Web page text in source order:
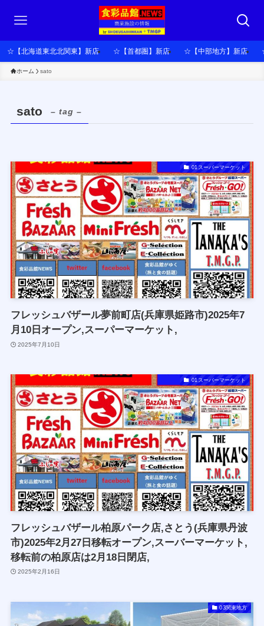
☆【北海道東北北関東】新店 ☆【首都圏】新店 ☆【中部地方】新店
ホーム sato
sato – tag –
01スーパーマーケット
フレッシュバザール夢前町店(兵庫県姫路市)2025年7
月10日オープン,スーパーマーケット,
2025年7月10日
01スーパーマーケット
フレッシュバザール柏原パーク店,さとう(兵庫県丹波
市)2025年2月27日移転オープン,スーバーマーケット,
移転前の柏原店は2月18日閉店,
2025年2月16日
03関東地方